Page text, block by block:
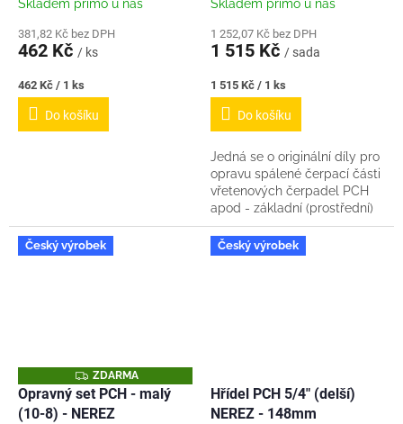
Skladem přímo u nás
381,82 Kč bez DPH
462 Kč / ks
Měrná
cena:
462 Kč / 1 ks
Do košíku
Skladem přímo u nás
1 252,07 Kč bez DPH
1 515 Kč / sada
Měrná
cena:
1 515 Kč / 1 ks
Do košíku
Jedná se o originální díly pro
opravu spálené čerpací části
vřetenových čerpadel PCH
apod - základní (prostřední)
velikost statoru a vřetene.
(16-8) Sada od nás obsahuje:
1x...
Český výrobek
Z
D
A
R
ZDARMA
Opravný set PCH - malý
(10-8) - NEREZ
Český výrobek
Hřídel PCH 5/4" (delší)
NEREZ - 148mm